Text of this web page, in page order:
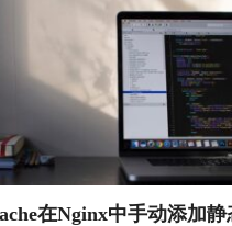
在Nginx中手动添加静